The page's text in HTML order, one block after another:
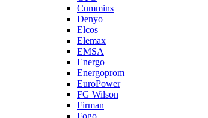
Cummins
Denyo
Elcos
Elemax
EMSA
Energo
Energoprom
EuroPower
FG Wilson
Firman
Fogo